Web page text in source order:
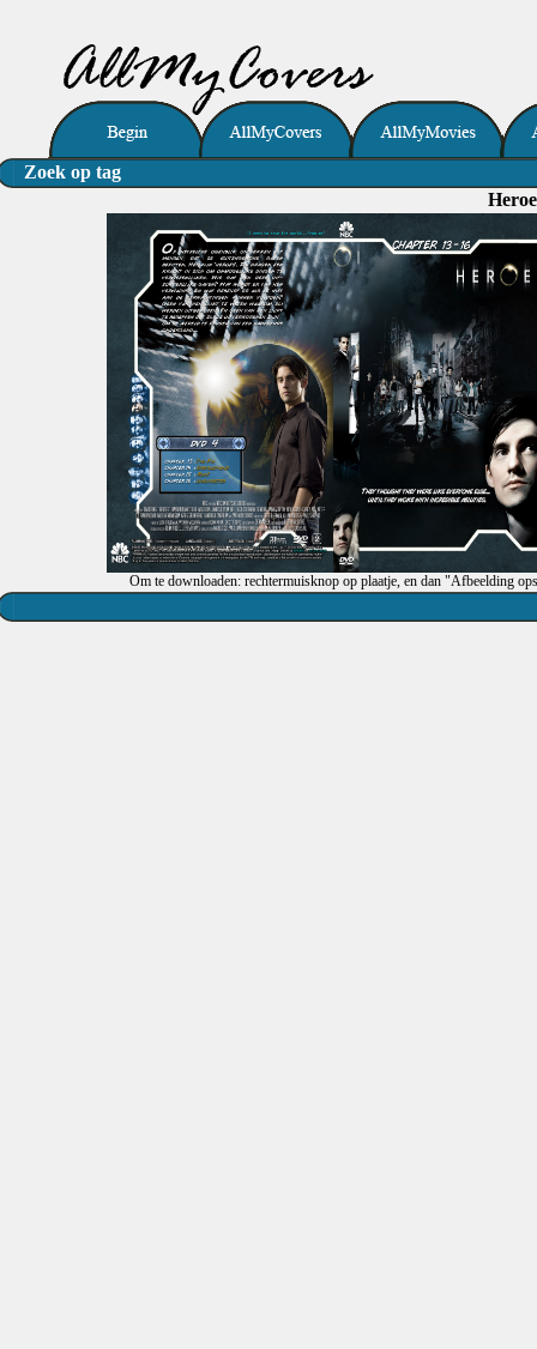
Zoek op tag
Om te downloaden: rechtermuisknop op plaatje, en dan "Afbeelding